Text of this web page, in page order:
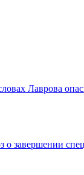
Лаврова
о завершении